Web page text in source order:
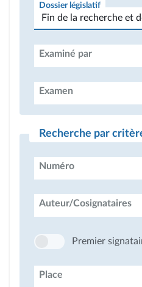
Dossier législatif
Examiné par
Examen
Recherche par
Numéro
Auteur/Cosignataires
Premier
Place